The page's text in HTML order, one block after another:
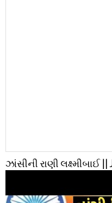
ઝાંસીની રાણી લક્ષ્મીબાઈ